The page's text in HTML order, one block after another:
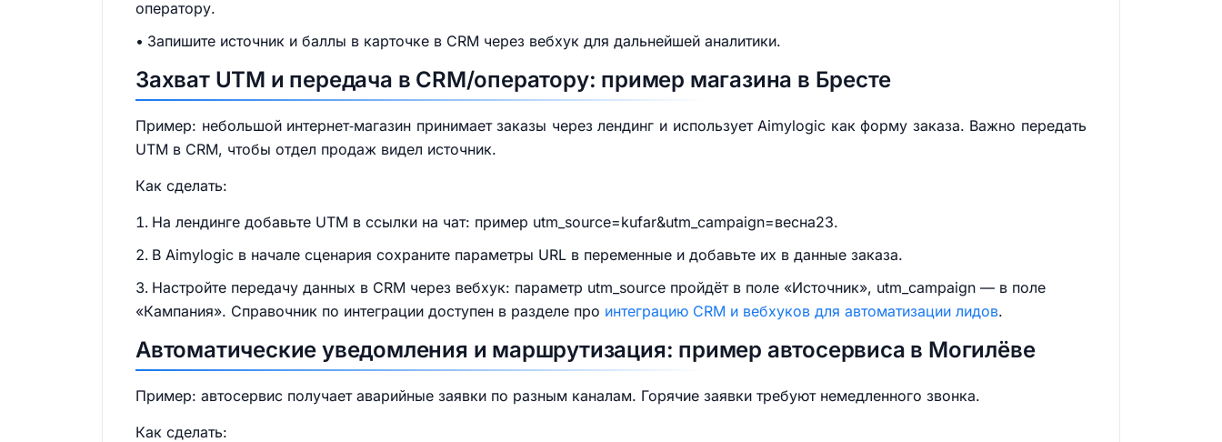
оператору.
Запишите источник и баллы в карточке в CRM через вебхук для дальнейшей аналитики.
Захват UTM и передача в CRM/оператору: пример магазина в Бресте
Пример: небольшой интернет‑магазин принимает заказы через лендинг и использует Aimylogic как форму заказа. Важно передать
UTM в CRM, чтобы отдел продаж видел источник.
Как сделать:
На лендинге добавьте UTM в ссылки на чат: пример utm_source=kufar&utm_campaign=весна23.
В Aimylogic в начале сценария сохраните параметры URL в переменные и добавьте их в данные заказа.
Настройте передачу данных в CRM через вебхук: параметр utm_source пройдёт в поле «Источник», utm_campaign — в поле
«Кампания». Справочник по интеграции доступен в разделе про интеграцию CRM и вебхуков для автоматизации лидов.
Автоматические уведомления и маршрутизация: пример автосервиса в Могилёве
Пример: автосервис получает аварийные заявки по разным каналам. Горячие заявки требуют немедленного звонка.
Как сделать: